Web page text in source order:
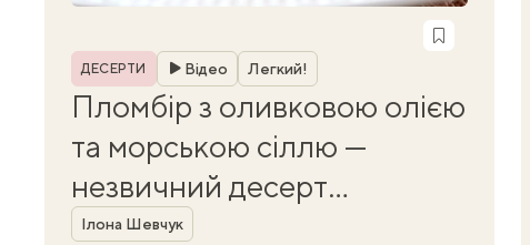
Рубрика
ДЕСЕРТИ Відео Легкий!
Пломбір з оливковою олією
та морською сіллю —
незвичний десерт
за 5 хвилин
Автор
Ілона Шевчук